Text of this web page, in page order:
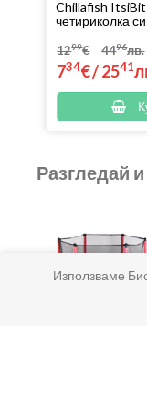
Chillafish
четириколка
1299€
734€/
4496лв.
2541
Разгледай
Използваме